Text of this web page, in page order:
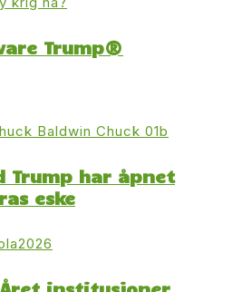
Trump®
Trump har åpnet
eske